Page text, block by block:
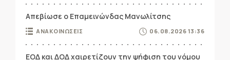
Απεβίωσε ο Επαμεινώνδας Μανωλίτσης
ΑΝΑΚΟΙΝΩΣΕΙΣ 06.08.2026 13:36
ΕΟΔ και ΔΟΔ χαιρετίζουν την ψήφιση του νόμου